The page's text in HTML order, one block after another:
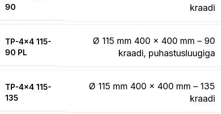
90
kraadi
TP-4×4 115-
90 PL
Ø 115 mm 400 x 400 mm – 90
kraadi, puhastusluugiga
TP-4×4 115-
135
Ø 115 mm 400 x 400 mm – 135
kraadi